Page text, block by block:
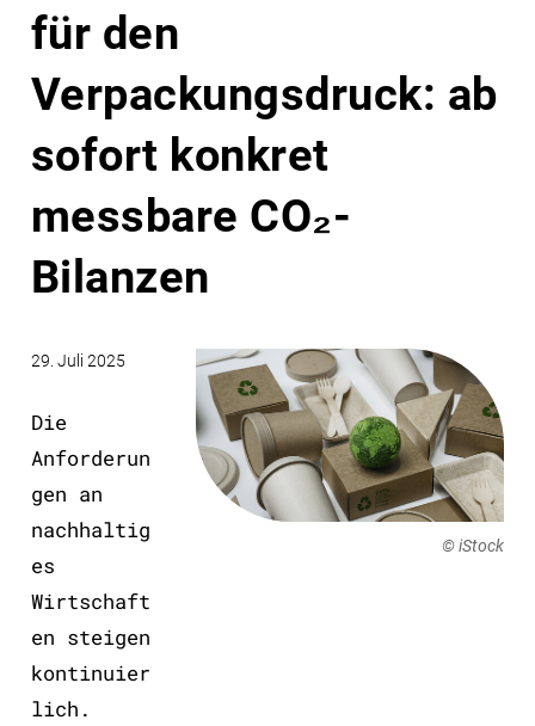
für den
Verpackungsdruck: ab
sofort konkret
messbare CO₂-
Bilanzen
29. Juli 2025
Die
Anforderun
gen an
nachhaltig
es
Wirtschaft
en steigen
kontinuier
lich.
© iStock